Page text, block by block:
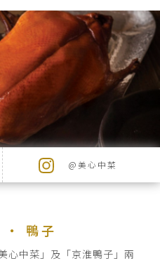
@美心中菜
‧ 鴨子
心中菜」及「京淮鴨子」兩